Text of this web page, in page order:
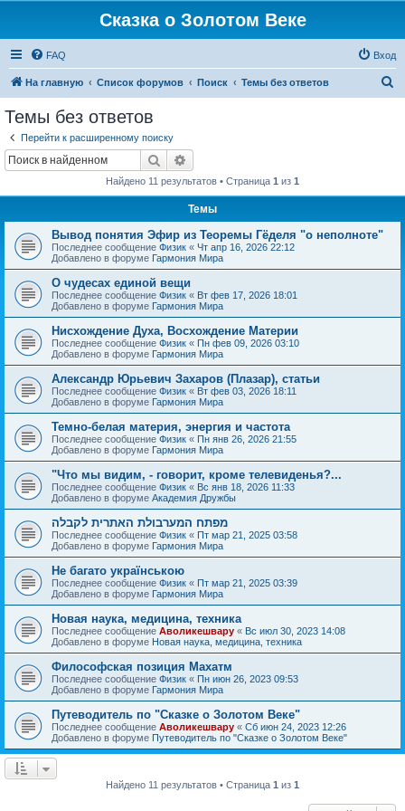
Сказка о Золотом Веке
FAQ Вход
На главную Список форумов Поиск Темы без ответов
Темы без ответов
Перейти к расширенному поиску
Поиск
Найдено 11 результатов • Страница 1 из 1
Темы
Вывод понятия Эфир из Теоремы Гёделя "о неполноте"
Последнее сообщение Физик « Чт апр 16, 2026 22:12
Добавлено в форуме Гармония Мира
О чудесах единой вещи
Последнее сообщение Физик « Вт фев 17, 2026 18:01
Добавлено в форуме Гармония Мира
Нисхождение Духа, Восхождение Материи
Последнее сообщение Физик « Пн фев 09, 2026 03:10
Добавлено в форуме Гармония Мира
Александр Юрьевич Захаров (Плазар), статьи
Последнее сообщение Физик « Вт фев 03, 2026 18:11
Добавлено в форуме Гармония Мира
Темно-белая материя, энергия и частота
Последнее сообщение Физик « Пн янв 26, 2026 21:55
Добавлено в форуме Гармония Мира
"Что мы видим, - говорит, кроме телевиденья?...
Последнее сообщение Физик « Вс янв 18, 2026 11:33
Добавлено в форуме Академия Дружбы
מפתח המערבולת האתרית לקבלה
Последнее сообщение Физик « Пт мар 21, 2025 03:58
Добавлено в форуме Гармония Мира
Не багато українською
Последнее сообщение Физик « Пт мар 21, 2025 03:39
Добавлено в форуме Гармония Мира
Новая наука, медицина, техника
Последнее сообщение Аволикешвару « Вс июл 30, 2023 14:08
Добавлено в форуме Новая наука, медицина, техника
Философская позиция Махатм
Последнее сообщение Физик « Пн июн 26, 2023 09:53
Добавлено в форуме Гармония Мира
Путеводитель по "Сказке о Золотом Веке"
Последнее сообщение Аволикешвару « Сб июн 24, 2023 12:26
Добавлено в форуме Путеводитель по "Сказке о Золотом Веке"
Найдено 11 результатов • Страница 1 из 1